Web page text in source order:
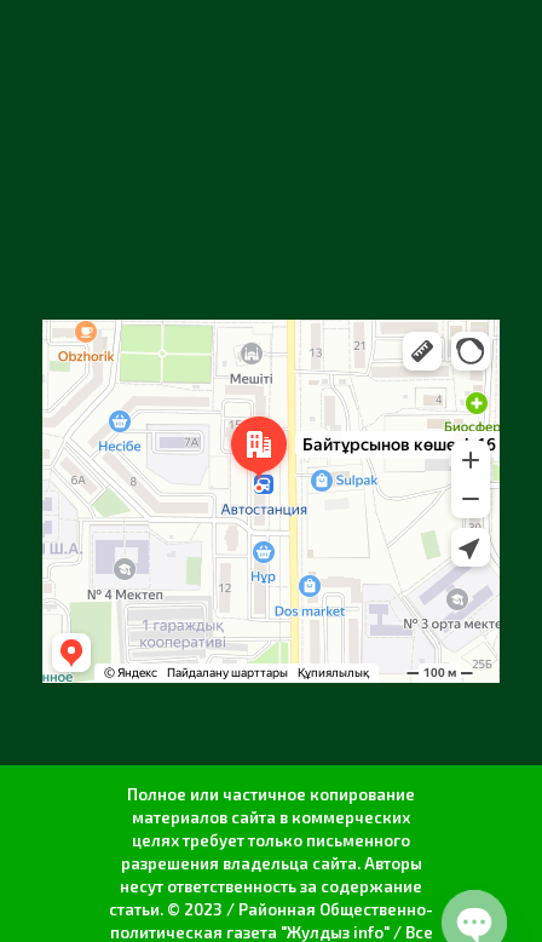
Улица Байтурсынова, 16 — Яндекс Карты
Полное или частичное копирование
материалов сайта в коммерческих
целях требует только письменного
разрешения владельца сайта. Авторы
несут ответственность за содержание
статьи. © 2023 / Районная Общественно-
политическая газета "Жулдыз info" / Все